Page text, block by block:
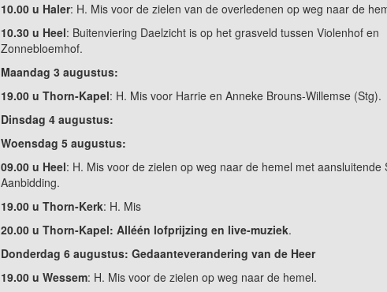
10.00 u Haler: H. Mis voor de zielen van de overledenen op weg naar de
10.30 u Heel: Buitenviering Daelzicht is op het grasveld tussen Violenhof en
Zonnebloemhof.
Maandag 3 augustus:
19.00 u Thorn-Kapel: H. Mis voor Harrie en Anneke Brouns-Willemse (Stg).
Dinsdag 4 augustus:
Woensdag 5 augustus:
09.00 u Heel: H. Mis voor de zielen op weg naar de hemel met aansluitende
Aanbidding.
19.00 u Thorn-Kerk: H. Mis
20.00 u Thorn-Kapel: Alléén lofprijzing en live-muziek.
Donderdag 6 augustus: Gedaanteverandering van de Heer
19.00 u Wessem: H. Mis voor de zielen op weg naar de hemel.